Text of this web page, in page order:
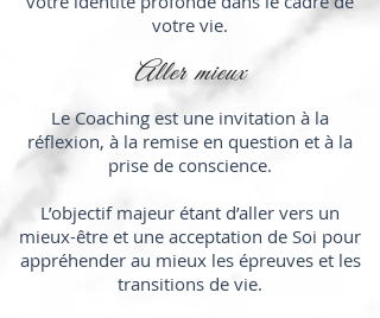
votre vie.
Aller mieux
Le Coaching est une invitation à la
réflexion, à la remise en question et à la
prise de conscience.
L’objectif majeur étant d’aller vers un
mieux-être et une acceptation de Soi pour
appréhender au mieux les épreuves et les
transitions de vie.